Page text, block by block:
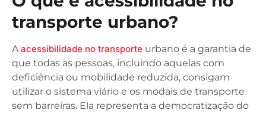
transporte urbano?
Aacessibilidade no transporte urbano é a garantia de
que todas as pessoas, incluindo aquelas com
deficiência ou mobilidade reduzida, consigam
utilizar o sistema viário e os modais de transporte
sem barreiras. Ela representa a democratização do